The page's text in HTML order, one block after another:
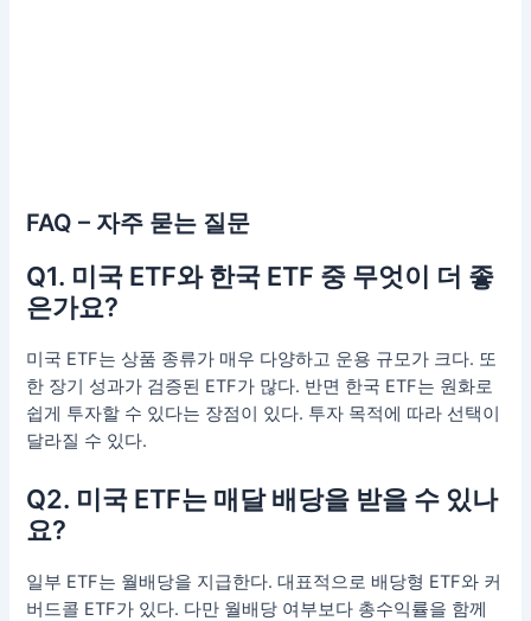
FAQ – 자주 묻는 질문
Q1. 미국 ETF와 한국 ETF 중 무엇이 더 좋
은가요?
미국 ETF는 상품 종류가 매우 다양하고 운용 규모가 크다. 또
한 장기 성과가 검증된 ETF가 많다. 반면 한국 ETF는 원화로
쉽게 투자할 수 있다는 장점이 있다. 투자 목적에 따라 선택이
달라질 수 있다.
Q2. 미국 ETF는 매달 배당을 받을 수 있나
요?
일부 ETF는 월배당을 지급한다. 대표적으로 배당형 ETF와 커
버드콜 ETF가 있다. 다만 월배당 여부보다 총수익률을 함께